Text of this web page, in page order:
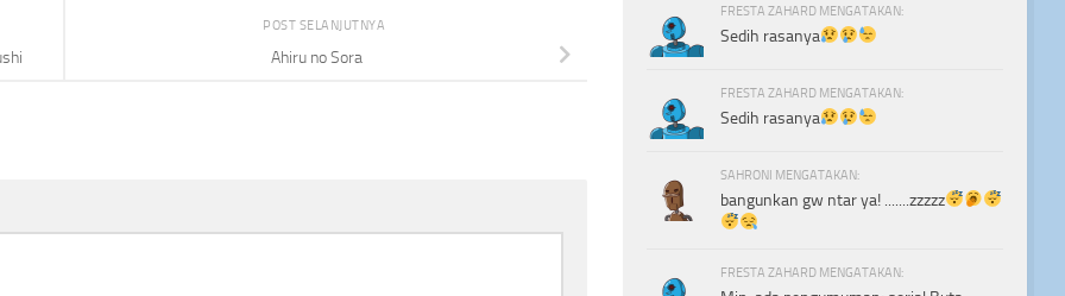
POST SELANJUTNYA
Ahiru no Sora
FRESTA ZAHARD MENGATAKAN:
Sedih rasanya
FRESTA ZAHARD MENGATAKAN:
Sedih rasanya
SAHRONI MENGATAKAN:
bangunkan gw ntar ya! .......zzzzz
FRESTA ZAHARD MENGATAKAN: